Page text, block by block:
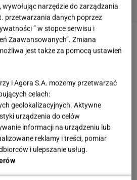
je spożywać?
się nieco zmieniła i
suszarek. W wyniku tego
ilość wody i zachodzi szereg
Niestety wysoka temperatura
szczególnie C, B1 i kwas
owoce nie mogą w pełni
są zdrowym dodatkiem
narzędzie do zarządzania
przetwarzania danych poprzez
” w stopce serwisu i
Zaawansowanych”. Zmiana
jest także za pomocą ustawień
i Agora S.A. możemy przetwarzać
celach:
geolokalizacyjnych. Aktywne
urządzenia do celów
informacji na urządzeniu lub
reklamy i treści, pomiar
i ulepszanie usług.